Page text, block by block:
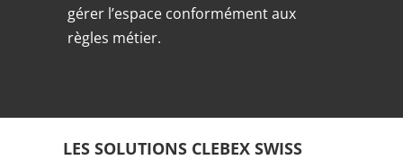
gérer l’espace conformément aux
règles métier.
LES SOLUTIONS CLEBEX SWISS